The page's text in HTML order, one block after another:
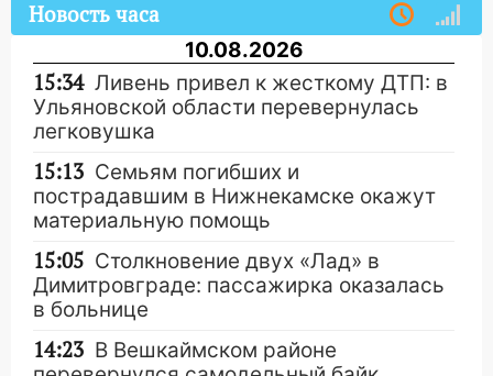
Новость часа
10.08.2026
15:34 Ливень привел к жесткому ДТП: в
Ульяновской области перевернулась
легковушка
15:13 Семьям погибших и
пострадавшим в Нижнекамске окажут
материальную помощь
15:05 Столкновение двух «Лад» в
Димитровграде: пассажирка оказалась
в больнице
14:23 В Вешкаймском районе